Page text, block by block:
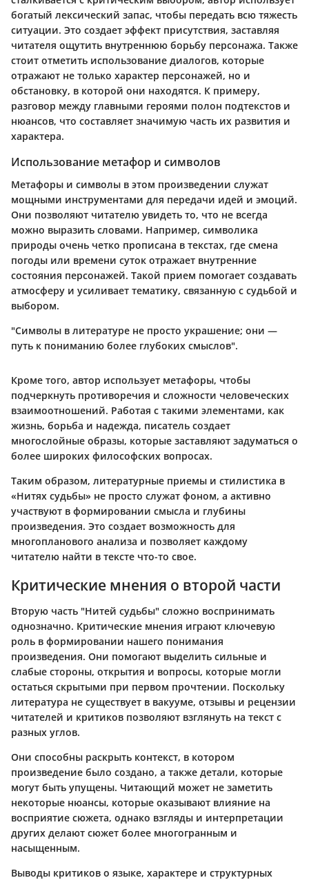
богатый лексический запас, чтобы передать всю тяжесть
ситуации. Это создает эффект присутствия, заставляя
читателя ощутить внутреннюю борьбу персонажа. Также
стоит отметить использование диалогов, которые
отражают не только характер персонажей, но и
обстановку, в которой они находятся. К примеру,
разговор между главными героями полон подтекстов и
нюансов, что составляет значимую часть их развития и
характера.
Использование метафор и символов
Метафоры и символы в этом произведении служат
мощными инструментами для передачи идей и эмоций.
Они позволяют читателю увидеть то, что не всегда
можно выразить словами. Например, символика
природы очень четко прописана в текстах, где смена
погоды или времени суток отражает внутренние
состояния персонажей. Такой прием помогает создавать
атмосферу и усиливает тематику, связанную с судьбой и
выбором.
"Символы в литературе не просто украшение; они —
путь к пониманию более глубоких смыслов".
Кроме того, автор использует метафоры, чтобы
подчеркнуть противоречия и сложности человеческих
взаимоотношений. Работая с такими элементами, как
жизнь, борьба и надежда, писатель создает
многослойные образы, которые заставляют задуматься о
более широких философских вопросах.
Таким образом, литературные приемы и стилистика в
«Нитях судьбы» не просто служат фоном, а активно
участвуют в формировании смысла и глубины
произведения. Это создает возможность для
многопланового анализа и позволяет каждому
читателю найти в тексте что-то свое.
Критические мнения о второй части
Вторую часть "Нитей судьбы" сложно воспринимать
однозначно. Критические мнения играют ключевую
роль в формировании нашего понимания
произведения. Они помогают выделить сильные и
слабые стороны, открытия и вопросы, которые могли
остаться скрытыми при первом прочтении. Поскольку
литература не существует в вакууме, отзывы и рецензии
читателей и критиков позволяют взглянуть на текст с
разных углов.
Они способны раскрыть контекст, в котором
произведение было создано, а также детали, которые
могут быть упущены. Читающий может не заметить
некоторые нюансы, которые оказывают влияние на
восприятие сюжета, однако взгляды и интерпретации
других делают сюжет более многогранным и
насыщенным.
Выводы критиков о языке, характере и структурных